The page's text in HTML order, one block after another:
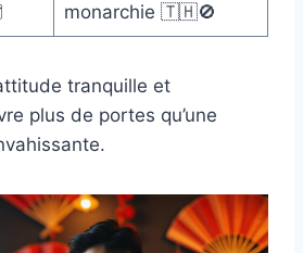
monarchie 🇹🇭🚫
tranquille et
plus de portes qu’une